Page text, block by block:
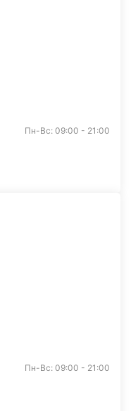
Пн-Вс: 09:00 - 21:00
Пн-Вс: 09:00 - 21:00